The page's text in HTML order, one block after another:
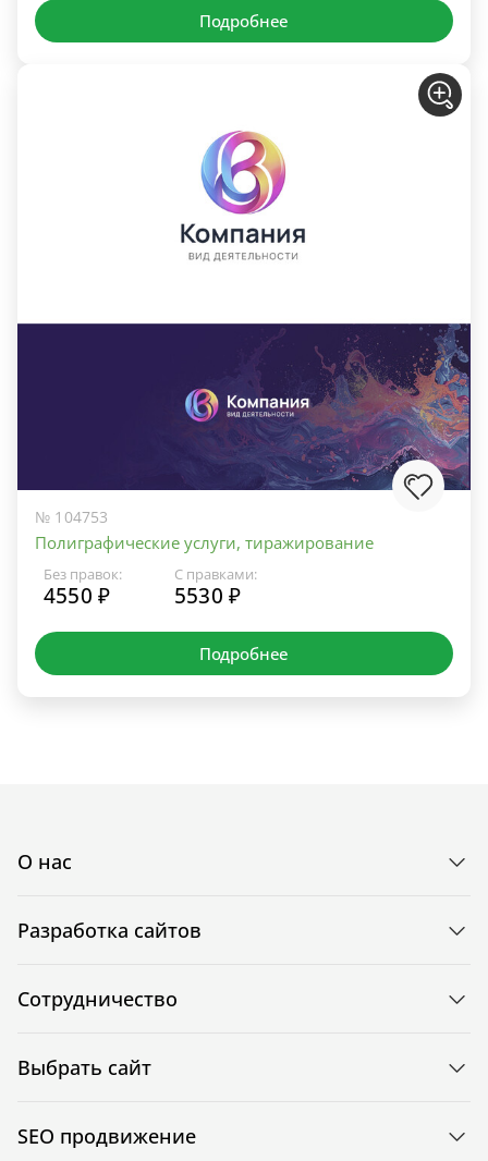
Подробнее
№ 104753
Полиграфические услуги, тиражирование
Без правок:
4550 ₽
С правками:
5530 ₽
Подробнее
О нас
Разработка сайтов
Сотрудничество
Выбрать сайт
SEO продвижение